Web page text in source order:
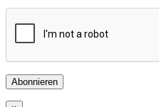
Abonnieren